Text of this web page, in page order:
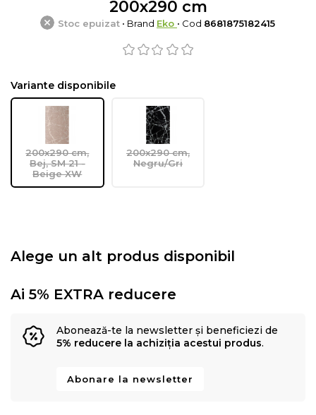
200x290 cm
Stoc epuizat • Brand Eko • Cod 8681875182415
Variante disponibile
200x290 cm,
Bej, SM 21 -
Beige XW
200x290 cm,
Negru/Gri
Alege un alt produs disponibil
Ai 5% EXTRA reducere
Abonează-te la newsletter și beneficiezi de
5% reducere la achiziția acestui produs.
Abonare la newsletter